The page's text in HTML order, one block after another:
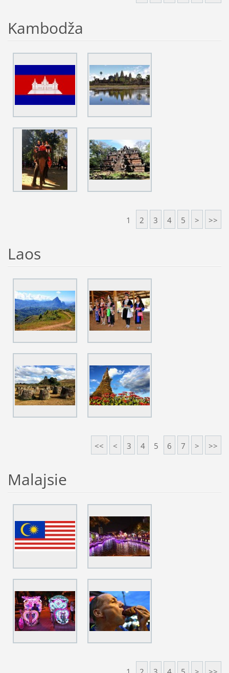
Kambodža
1 2 3 4 5 > >>
Laos
<< < 3 4 5 6 7 > >>
Malajsie